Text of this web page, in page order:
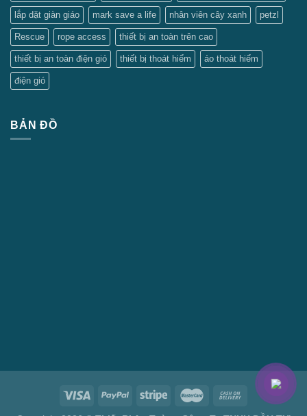
lắp dặt giàn giáo mark save a life nhân viên cây xanh petzl
Rescue rope access thiết bị an toàn trên cao
thiết bị an toàn điện gió thiết bị thoát hiểm áo thoát hiểm
điện gió
BẢN ĐỒ